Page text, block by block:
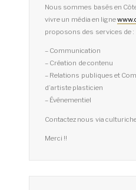
Nous sommes basés en
vivre un média en ligne
proposons des services de :
– Communication
– Création de contenu
– Relations publiques et
d’artiste plasticien
– Événementiel
Contactez nous via
Merci !!